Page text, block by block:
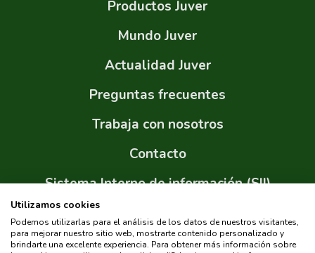
Productos Juver
Mundo Juver
Actualidad Juver
Preguntas frecuentes
Trabaja con nosotros
Contacto
Sistema Interno de información (SII)
Utilizamos cookies
Podemos utilizarlas para el análisis de los datos de nuestros visitantes,
para mejorar nuestro sitio web, mostrarte contenido personalizado y
brindarte una excelente experiencia. Para obtener más información sobre